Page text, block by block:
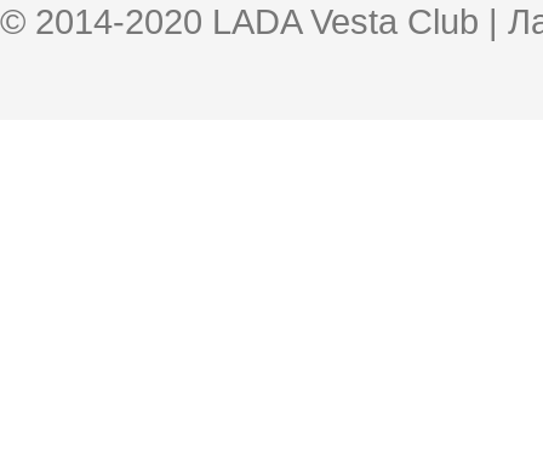
© 2014-2020 LADA Vesta Club |